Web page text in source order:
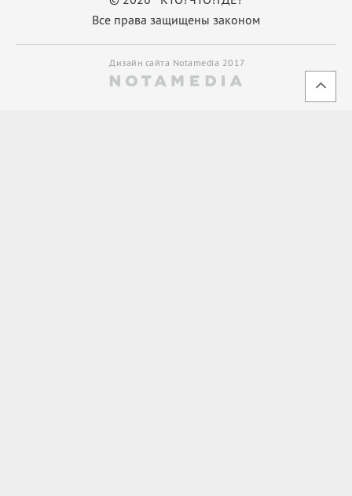
Все права защищены законом
Дизайн сайта Notamedia 2017